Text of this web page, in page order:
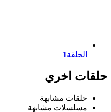
الحلقة1
حلقات اخري
حلقات مشابهة
مسلسلات مشابهة